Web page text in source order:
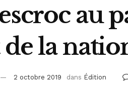
au
la
2 octobre 2019 dans Édition